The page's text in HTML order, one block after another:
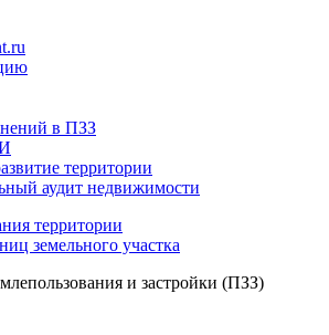
в ПЗЗ
территории
аудит недвижимости
территории
земельного участка
и застройки (ПЗЗ)